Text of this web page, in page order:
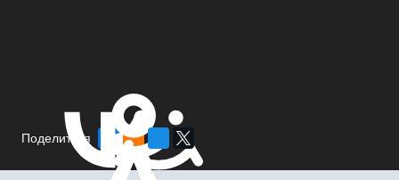
Поделиться